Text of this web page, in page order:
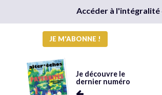
Accéder à l'intégralité
JE M'ABONNE !
Je découvre le
dernier numéro